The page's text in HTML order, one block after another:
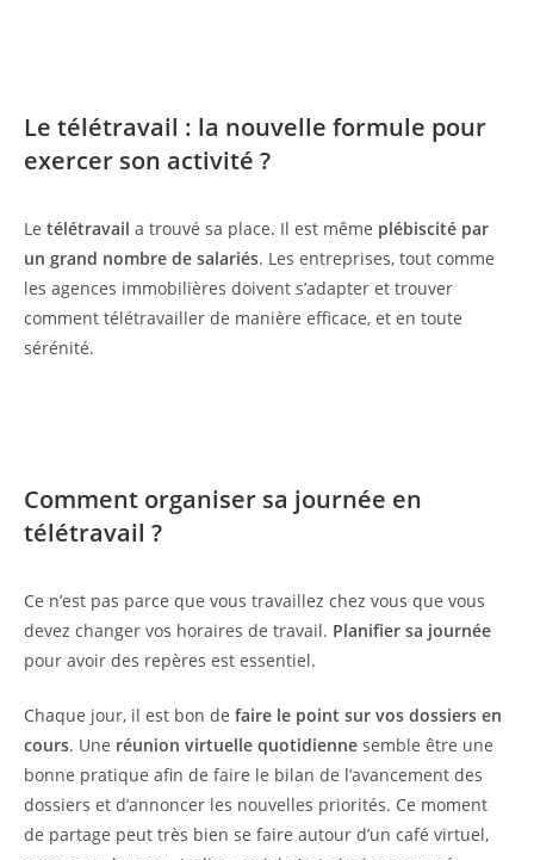
Le télétravail : la nouvelle formule pour
exercer son activité ?
Le télétravail a trouvé sa place. Il est même plébiscité par
un grand nombre de salariés. Les entreprises, tout comme
les agences immobilières doivent s’adapter et trouver
comment télétravailler de manière efficace, et en toute
sérénité.
Comment organiser sa journée en
télétravail ?
Ce n’est pas parce que vous travaillez chez vous que vous
devez changer vos horaires de travail. Planifier sa journée
pour avoir des repères est essentiel.
Chaque jour, il est bon de faire le point sur vos dossiers en
cours. Une réunion virtuelle quotidienne semble être une
bonne pratique afin de faire le bilan de l’avancement des
dossiers et d’annoncer les nouvelles priorités. Ce moment
de partage peut très bien se faire autour d’un café virtuel,